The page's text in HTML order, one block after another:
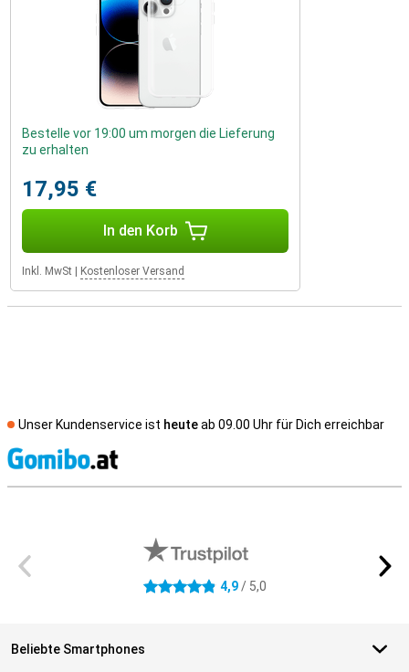
Bestelle vor 19:00 um morgen die Lieferung
zu erhalten
17,95 €
In den Korb
Inkl. MwSt Kostenloser Versand
Unser Kundenservice ist heuteab 09.00 Uhr für Dich erreichbar
4.9 Sterne 4,9/ 5,0
Beliebte Smartphones